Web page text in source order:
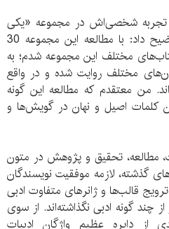
تجربه شخصی‌اش در مجموعه «یکی
بود، یکی نبود» اشاره کرد و توضیح داد: با مطالعه این مجموعه 30
جلدی متوجه تکرار قصه‌ها در کتاب‌‎های مختلف این مجموعه شدم؛ به
مختلف روایت شده و در واقع
من معتقدم که مطالعه این گونه
کلمات اصیل و نهان در گویش‌ها و
مطالعه، تحقیق و پژوهش در متون
گذشته، لازمه موفقیت نویسندگان
قالب‌ها و ژانرهای متفاوت ادبی
چند گونه ادبی نگذاشته‌‌اند. از سوی
از دایره عظیم واژگان ادبیات